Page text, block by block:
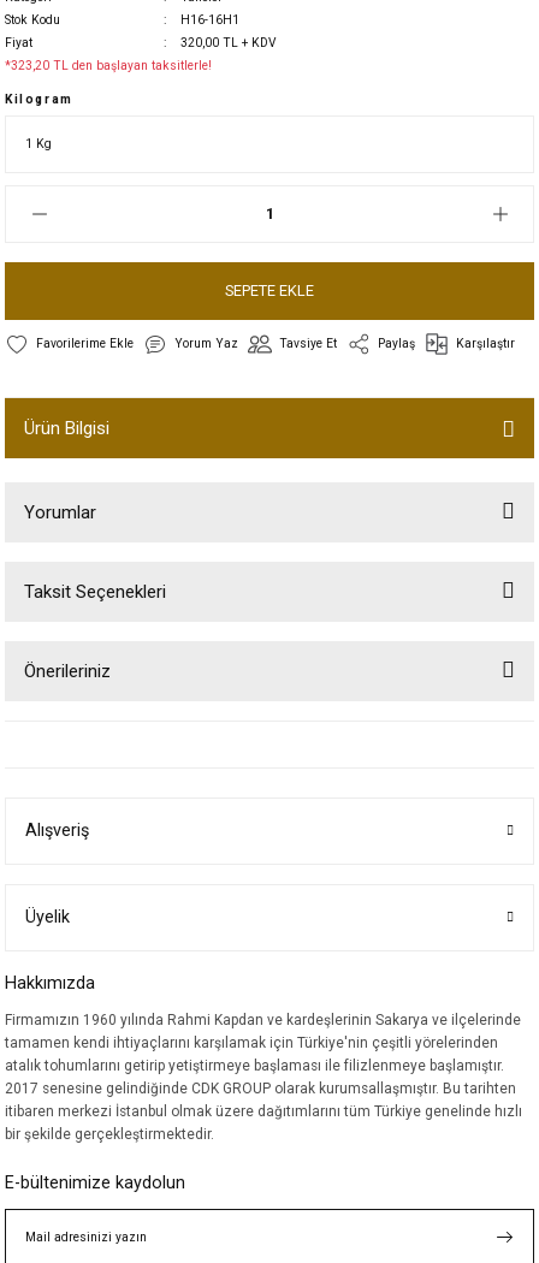
Stok Kodu
H16-16H1
Fiyat
320,00 TL + KDV
*323,20 TL den başlayan taksitlerle!
Kilogram
SEPETE EKLE
Yorum Yaz Tavsiye Et Paylaş Karşılaştır
Ürün Bilgisi
Yorumlar
Taksit Seçenekleri
Önerileriniz
Ürün bilgilerinde hatalar bulunuyor.
Bu ürüne benzer farklı alternatifler olmalı.
Alışveriş
Üyelik
Hakkımızda
Firmamızın 1960 yılında Rahmi Kapdan ve kardeşlerinin Sakarya ve ilçelerinde
tamamen kendi ihtiyaçlarını karşılamak için Türkiye'nin çeşitli yörelerinden
atalık tohumlarını getirip yetiştirmeye başlaması ile filizlenmeye başlamıştır.
2017 senesine gelindiğinde CDK GROUP olarak kurumsallaşmıştır. Bu tarihten
itibaren merkezi İstanbul olmak üzere dağıtımlarını tüm Türkiye genelinde hızlı
bir şekilde gerçekleştirmektedir.
E-bültenimize kaydolun